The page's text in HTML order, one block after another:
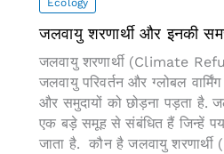
Ecology
जलवायु शरणार्थी और इनकी
जलवायु शरणार्थी (Climate
जलवायु परिवर्तन और ग्लोबल
और समुदायों को छोड़ना पड़ता है.
एक बड़े समूह से संबंधित हैं जिन्हें
जाता है. कौन है जलवायु